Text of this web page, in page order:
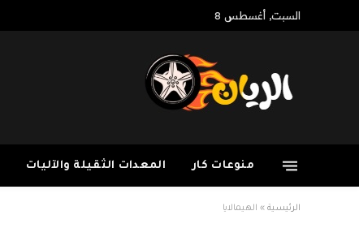
السبت, أغسطس 8
منوعات كار المعدات الثقيلة والآليات
الرئيسية » الهيمالايا